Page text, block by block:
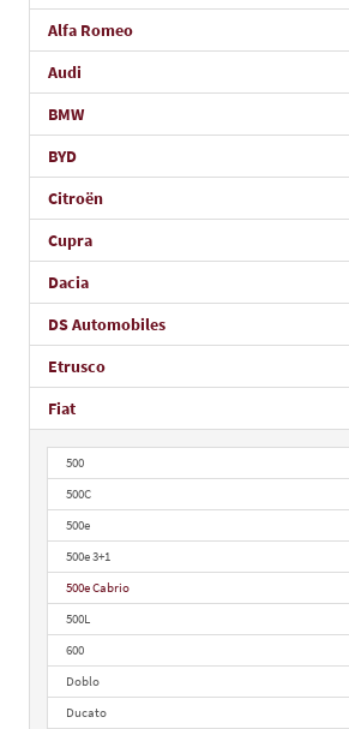
Alfa Romeo
Audi
BMW
BYD
Citroën
Cupra
Dacia
DS Automobiles
Etrusco
Fiat
500
500C
500e
500e 3+1
500e Cabrio
500L
600
Doblo
Ducato